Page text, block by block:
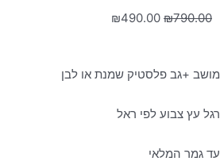
₪790.00
המחיר
₪790.00.
₪490.00
₪490.00.
מושב +גב פלסטיק שמנת או לבן
רגל עץ צבוע לפי ראל
עד גמר המלאי